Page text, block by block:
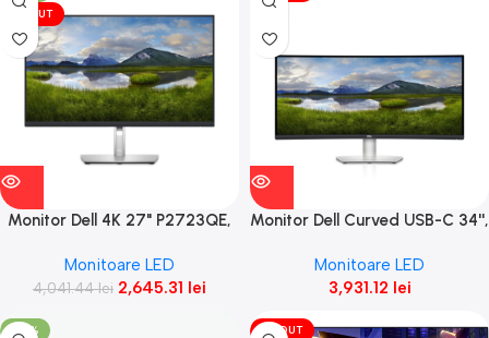
VÎNDUT
Monitor Dell 4K 27" P2723QE,
Monitoare LED
4,041.44lei 2,645.31 lei
Monitor Dell Curved USB-C 34'',
Monitoare LED
3,931.12 lei
-43%
VÎNDUT